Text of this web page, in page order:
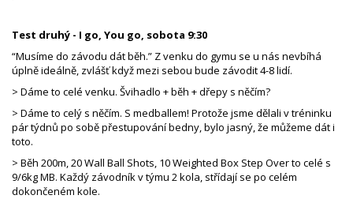
Test druhý - I go, You go, sobota 9:30
“Musíme do závodu dát běh.” Z venku do gymu se u nás nevbíhá
úplně ideálně, zvlášť když mezi sebou bude závodit 4-8 lidí.
> Dáme to celé venku. Švihadlo + běh + dřepy s něčím?
> Dáme to celý s něčím. S medballem! Protože jsme dělali v tréninku
pár týdnů po sobě přestupování bedny, bylo jasný, že můžeme dát i
toto.
> Běh 200m, 20 Wall Ball Shots, 10 Weighted Box Step Over to celé s
9/6kg MB. Každý závodník v týmu 2 kola, střídají se po celém
dokončeném kole.